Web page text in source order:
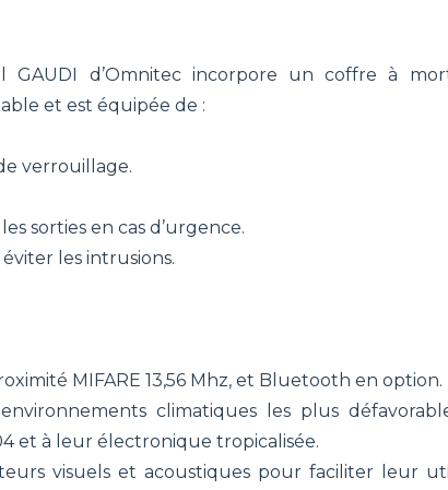
d’Omnitec incorpore un coffre à
et est équipée de :
verrouillage.
sorties en cas d’urgence.
les intrusions.
MIFARE 13,56 Mhz, et Bluetooth en option.
climatiques les plus
et à leur électronique tropicalisée.
visuels et acoustiques pour faciliter leur